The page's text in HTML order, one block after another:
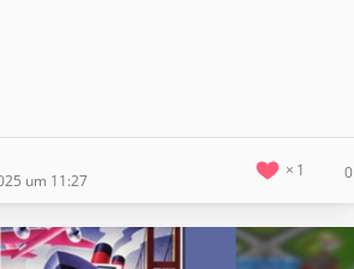
um 11:27
1 0